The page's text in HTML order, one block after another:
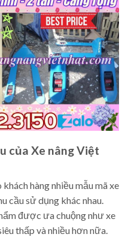
của Xe nâng Việt
hàng nhiều mẫu mã xe
cầu sử dụng khác nhau.
được ưa chuộng như xe
thấp và nhiều hơn nữa.